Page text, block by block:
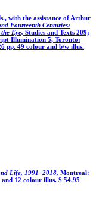
with the assistance of Arthur
Fourteenth Centuries:
Eye, Studies and Texts 209;
Illumination 5, Toronto:
pp. 49 colour and b/w illus.
Life, 1991–2018, Montreal:
and 12 colour illus. $ 54.95